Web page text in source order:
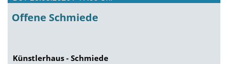
Offene Schmiede
Künstlerhaus - Schmiede